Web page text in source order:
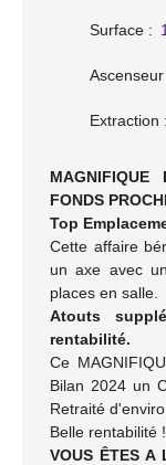
Surface :
Ascenseur
Extraction :
FONDS
Top
Cette affaire
un axe avec
places en salle.
Atouts
rentabilité.
Ce
Bilan 2024 un
Retraité
Belle rentabilité !
VOUS ÊTES A